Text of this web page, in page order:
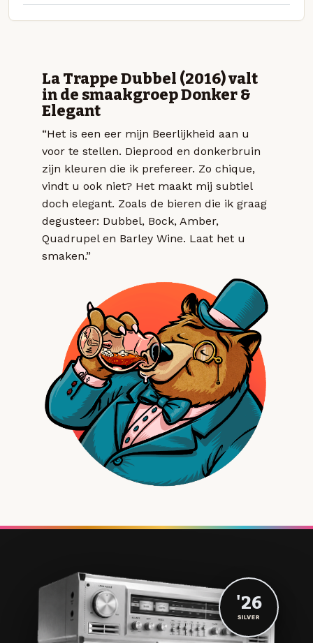
La Trappe Dubbel (2016) valt
in de smaakgroep Donker &
Elegant
“Het is een eer mijn Beerlijkheid aan u
voor te stellen. Dieprood en donkerbruin
zijn kleuren die ik prefereer. Zo chique,
vindt u ook niet? Het maakt mij subtiel
doch elegant. Zoals de bieren die ik graag
degusteer: Dubbel, Bock, Amber,
Quadrupel en Barley Wine. Laat het u
smaken.”
'26
SILVER